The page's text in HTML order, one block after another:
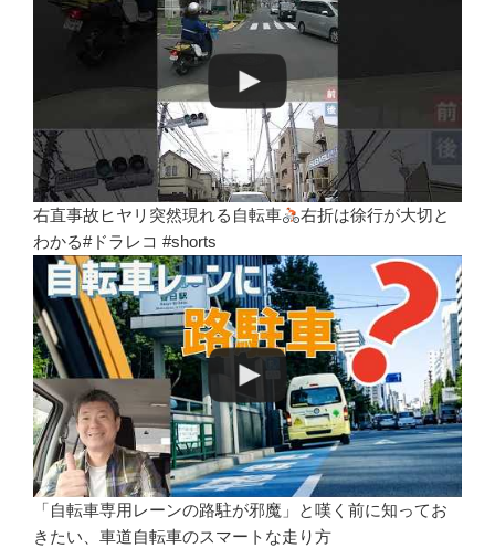
右直事故ヒヤリ突然現れる自転車
右折は徐行が大切と
わかる#ドラレコ #shorts
「自転車専用レーンの路駐が邪魔」と嘆く前に知ってお
きたい、車道自転車のスマートな走り方